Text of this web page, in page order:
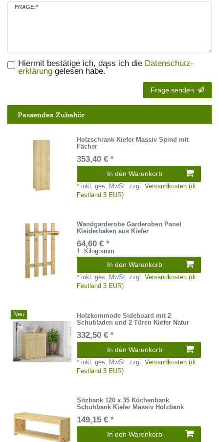
FRAGE:*
Hiermit bestätige ich, dass ich die Daten­schutz­
erklärunggelesen habe.*
Frage senden
Passendes Zubehör
Holzschrank Kiefer Massiv Spind mit
Fächer
353,40 € *
In den Warenkorb
* inkl. ges. MwSt. zzgl.Versandkosten (dt.
Festland 3 EUR)
Wandgarderobe Garderoben Panel
Kleiderhaken aus Kiefer
64,60 € *
1 Kilogramm
In den Warenkorb
* inkl. ges. MwSt. zzgl.Versandkosten (dt.
Festland 3 EUR)
Neu
Holzkommode Sideboard mit 2
Schubladen und 2 Türen Kiefer Natur
332,50 € *
In den Warenkorb
* inkl. ges. MwSt. zzgl.Versandkosten (dt.
Festland 3 EUR)
Sitzbank 120 x 35 Küchenbank
Schuhbank Kiefer Massiv Holzbank
149,15 € *
In den Warenkorb